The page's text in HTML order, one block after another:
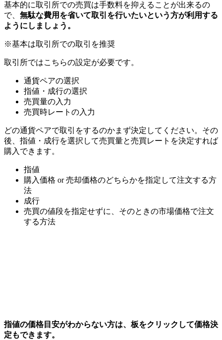
基本的に取引所での売買は手数料を抑えることが出来るの
で、 無駄な費用を省いて取引を行いたいという方が利用する
ようにしましょう。
※基本は取引所での取引を推奨
取引所ではこちらの設定が必要です。
通貨ペアの選択
指値・成行の選択
売買量の入力
売買時レートの入力
どの通貨ペアで取引をするのかまず決定してください。その
後、指値・成行を選択して売買量と売買レートを決定すれば
購入できます。
指値
購入価格 or 売却価格のどちらかを指定して注文する方
法
成行
売買の値段を指定せずに、そのときの市場価格で注文
する方法
指値の価格目安がわからない方は、板をクリックして価格決
定もできます。